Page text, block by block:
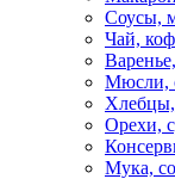
Соусы,
Чай,
Мюсли,
Хлебцы,
Орехи,
Мука,